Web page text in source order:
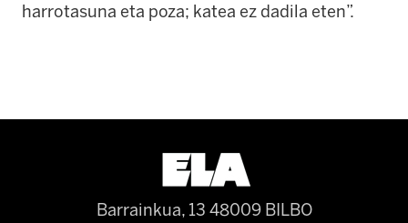
harrotasuna eta poza; katea ez dadila eten”.
Barrainkua, 13 48009 BILBO